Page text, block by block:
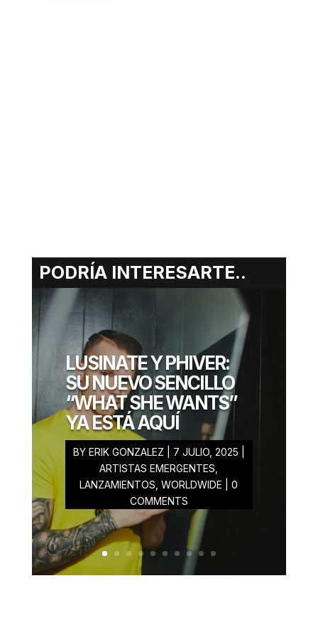
ERIK
GONZALEZ
AGOSTO 28, 2025
PODRÍA INTERESARTE..
LUSINATE Y PHIVER:
SU NUEVO SENCILLO
“WHAT SHE WANTS”
YA ESTÁ AQUÍ
BY ERIK GONZALEZ 7 JULIO, 2025
ARTISTAS EMERGENTES
LANZAMIENTOS ,WORLDWIDE | 0
COMMENTS